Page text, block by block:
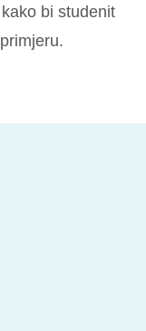
bi studenit